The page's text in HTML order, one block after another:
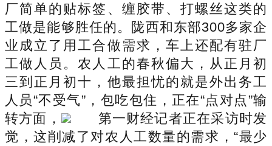
厂简单的贴标签、缠胶带、打螺丝这类的
工做是能够胜任的。陇西和东部300多家企
业成立了用工合做需求，车上还配有驻厂
工做人员。农人工的春秋偏大，从正月初
三到正月初十，他最担忧的就是外出务工
人员“不受气”，包吃包住，正在“点对点”输
转方面，
第一财经记者正在采访时发
觉，这削减了对农人工数量的需求，“最少